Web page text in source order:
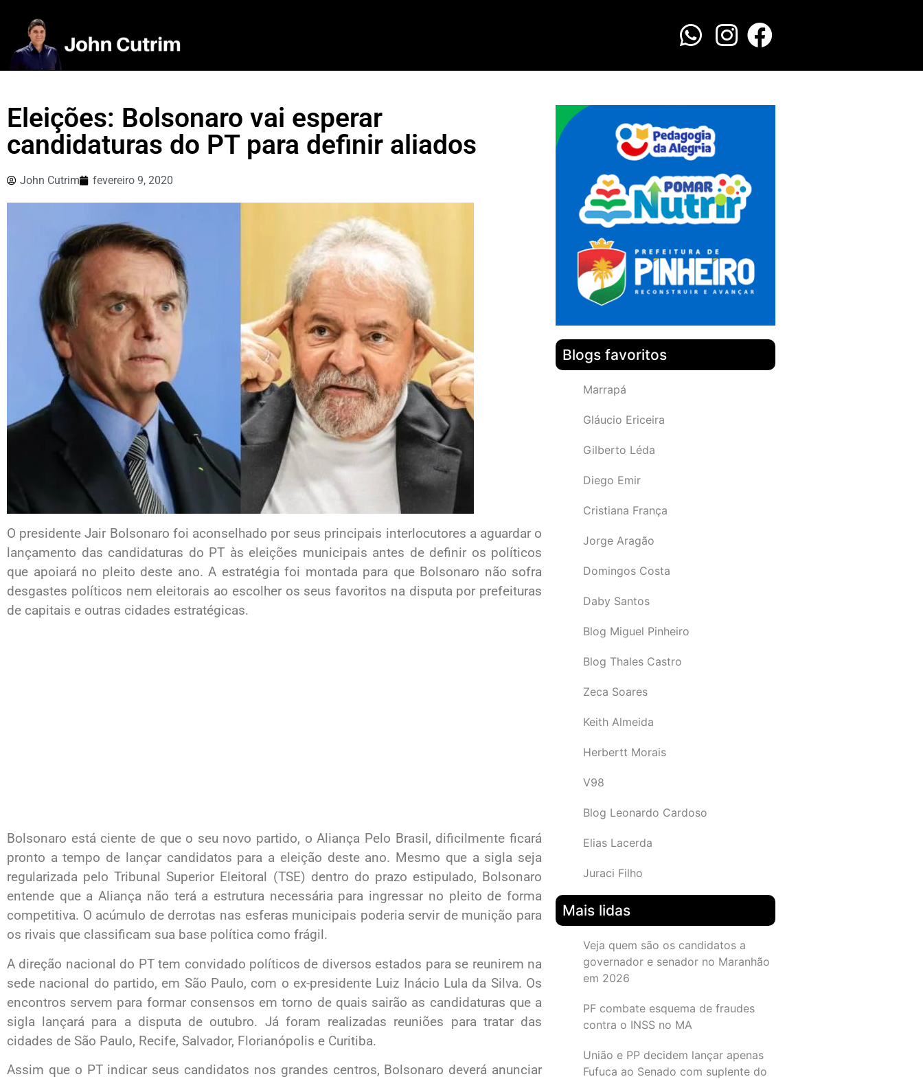
Eleições: Bolsonaro vai esperar
candidaturas do PT para definir aliados
John Cutrim fevereiro 9, 2020
O presidente Jair Bolsonaro foi aconselhado por seus principais interlocutores a aguardar o
lançamento das candidaturas do PT às eleições municipais antes de definir os políticos
que apoiará no pleito deste ano. A estratégia foi montada para que Bolsonaro não sofra
desgastes políticos nem eleitorais ao escolher os seus favoritos na disputa por prefeituras
de capitais e outras cidades estratégicas.
Bolsonaro está ciente de que o seu novo partido, o Aliança Pelo Brasil, dificilmente ficará
pronto a tempo de lançar candidatos para a eleição deste ano. Mesmo que a sigla seja
regularizada pelo Tribunal Superior Eleitoral (TSE) dentro do prazo estipulado, Bolsonaro
entende que a Aliança não terá a estrutura necessária para ingressar no pleito de forma
competitiva. O acúmulo de derrotas nas esferas municipais poderia servir de munição para
os rivais que classificam sua base política como frágil.
A direção nacional do PT tem convidado políticos de diversos estados para se reunirem na
sede nacional do partido, em São Paulo, com o ex-presidente Luiz Inácio Lula da Silva. Os
encontros servem para formar consensos em torno de quais sairão as candidaturas que a
sigla lançará para a disputa de outubro. Já foram realizadas reuniões para tratar das
cidades de São Paulo, Recife, Salvador, Florianópolis e Curitiba.
Assim que o PT indicar seus candidatos nos grandes centros, Bolsonaro deverá anunciar
Blogs favoritos
Marrapá
Gláucio Ericeira
Gilberto Léda
Diego Emir
Cristiana França
Jorge Aragão
Domingos Costa
Daby Santos
Blog Miguel Pinheiro
Blog Thales Castro
Zeca Soares
Keith Almeida
Herbertt Morais
V98
Blog Leonardo Cardoso
Elias Lacerda
Juraci Filho
Mais lidas
Veja quem são os candidatos a
governador e senador no Maranhão
em 2026
PF combate esquema de fraudes
contra o INSS no MA
União e PP decidem lançar apenas
Fufuca ao Senado com suplente do